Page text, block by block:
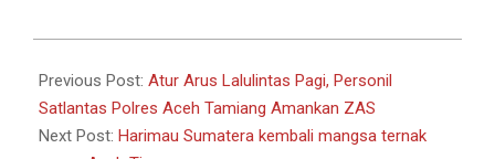
01-
14
Previous Post: Atur Arus Lalulintas Pagi, Personil
Satlantas Polres Aceh Tamiang Amankan ZAS
Next Post: Harimau Sumatera kembali mangsa ternak